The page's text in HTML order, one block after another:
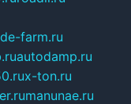
farm.ru
autodamp.ru
x-ton.ru
manunae.ru